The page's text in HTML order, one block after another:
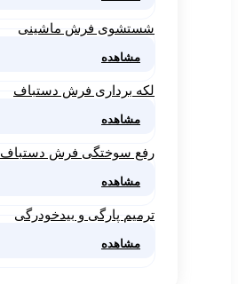
شستشوی فرش ماشینی
مشاهده
لکه برداری فرش دستباف
مشاهده
رفع سوختگی فرش دستباف
مشاهده
ترمیم پارگی و بیدخودرگی
مشاهده